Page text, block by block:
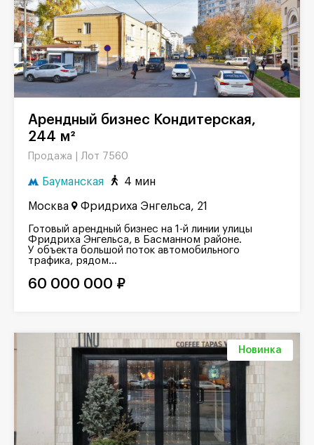
Арендный бизнес Кондитерская,
244 м²
Продажа | Лот 7560
Бауманская 4 мин
Москва Фридриха Энгельса, 21
Готовый арендный бизнес на 1-й линии улицы
Фридриха Энгельса, в Басманном районе.
У объекта большой поток автомобильного
трафика, рядом...
60 000 000 ₽
Новинка